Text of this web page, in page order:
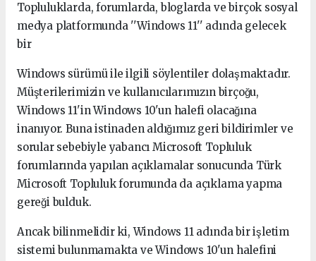
Topluluklarda, forumlarda, bloglarda ve birçok sosyal
medya platformunda ''Windows 11'' adında gelecek
bir
Windows sürümü ile ilgili söylentiler dolaşmaktadır.
Müşterilerimizin ve kullanıcılarımızın birçoğu,
Windows 11'in Windows 10'un halefi olacağına
inanıyor. Buna istinaden aldığımız geri bildirimler ve
sorular sebebiyle yabancı Microsoft Topluluk
forumlarında yapılan açıklamalar sonucunda Türk
Microsoft Topluluk forumunda da açıklama yapma
gereği bulduk.
Ancak bilinmelidir ki, Windows 11 adında bir işletim
sistemi bulunmamakta ve Windows 10'un halefini